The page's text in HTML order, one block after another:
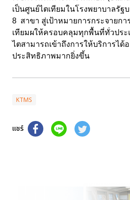
เป็นศูนย์ไตเทียมในโรงพยาบาลรัฐ
8 สาขา สู่เป้าหมายการกระจายก
เทียมผให้ครอบคลุมทุกพื้นที่ทั่วประ
ไตสามารถเข้าถึงการให้บริการได้
ประสิทธิภาพมากยิ่งขึ้น
KTMS
แชร์